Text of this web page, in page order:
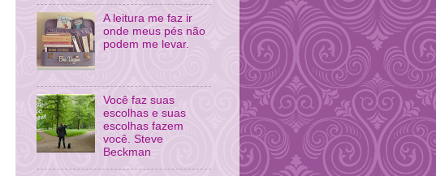
A leitura me faz ir
onde meus pés não
podem me levar.
Você faz suas
escolhas e suas
escolhas fazem
você. Steve
Beckman